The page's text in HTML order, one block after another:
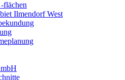
flächen
Ilmendorf West